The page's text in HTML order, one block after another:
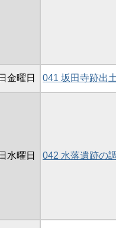
金曜日 041 坂田寺跡出
水曜日 042 水落遺跡の